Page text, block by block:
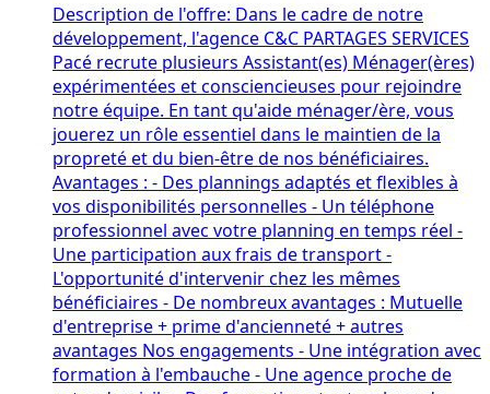
Description de l'offre: Dans le cadre de notre
développement, l'agence C&C PARTAGES SERVICES
Pacé recrute plusieurs Assistant(es) Ménager(ères)
expérimentées et consciencieuses pour rejoindre
notre équipe. En tant qu'aide ménager/ère, vous
jouerez un rôle essentiel dans le maintien de la
propreté et du bien-être de nos bénéficiaires.
Avantages : - Des plannings adaptés et flexibles à
vos disponibilités personnelles - Un téléphone
professionnel avec votre planning en temps réel -
Une participation aux frais de transport -
L'opportunité d'intervenir chez les mêmes
bénéficiaires - De nombreux avantages : Mutuelle
d'entreprise + prime d'ancienneté + autres
avantages Nos engagements - Une intégration avec
formation à l'embauche - Une agence proche de